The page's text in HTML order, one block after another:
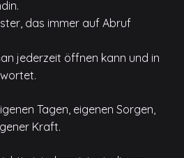
das immer auf Abruf
jederzeit öffnen kann und in
Tagen, eigenen Sorgen,
Kraft.